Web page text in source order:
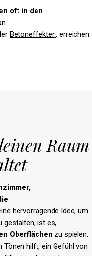
oft in den
Betoneffekten, erreichen.
Raum
,
hervorragende Idee, um
gestalten, ist es,
Oberflächen zu spielen.
Tönen hilft, ein Gefühl von